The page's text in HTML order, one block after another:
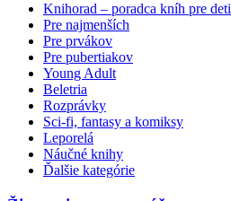
Knihorad – poradca kníh pre deti
Pre najmenších
Pre prvákov
Pre pubertiakov
Young Adult
Beletria
Rozprávky
Sci-fi, fantasy a komiksy
Leporelá
Náučné knihy
Ďalšie kategórie